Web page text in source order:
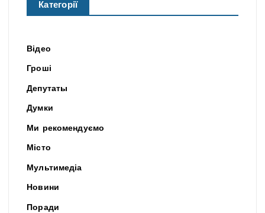
Категорії
Відео
Гроші
Депутаты
Думки
Ми рекомендуємо
Місто
Мультимедіа
Новини
Поради